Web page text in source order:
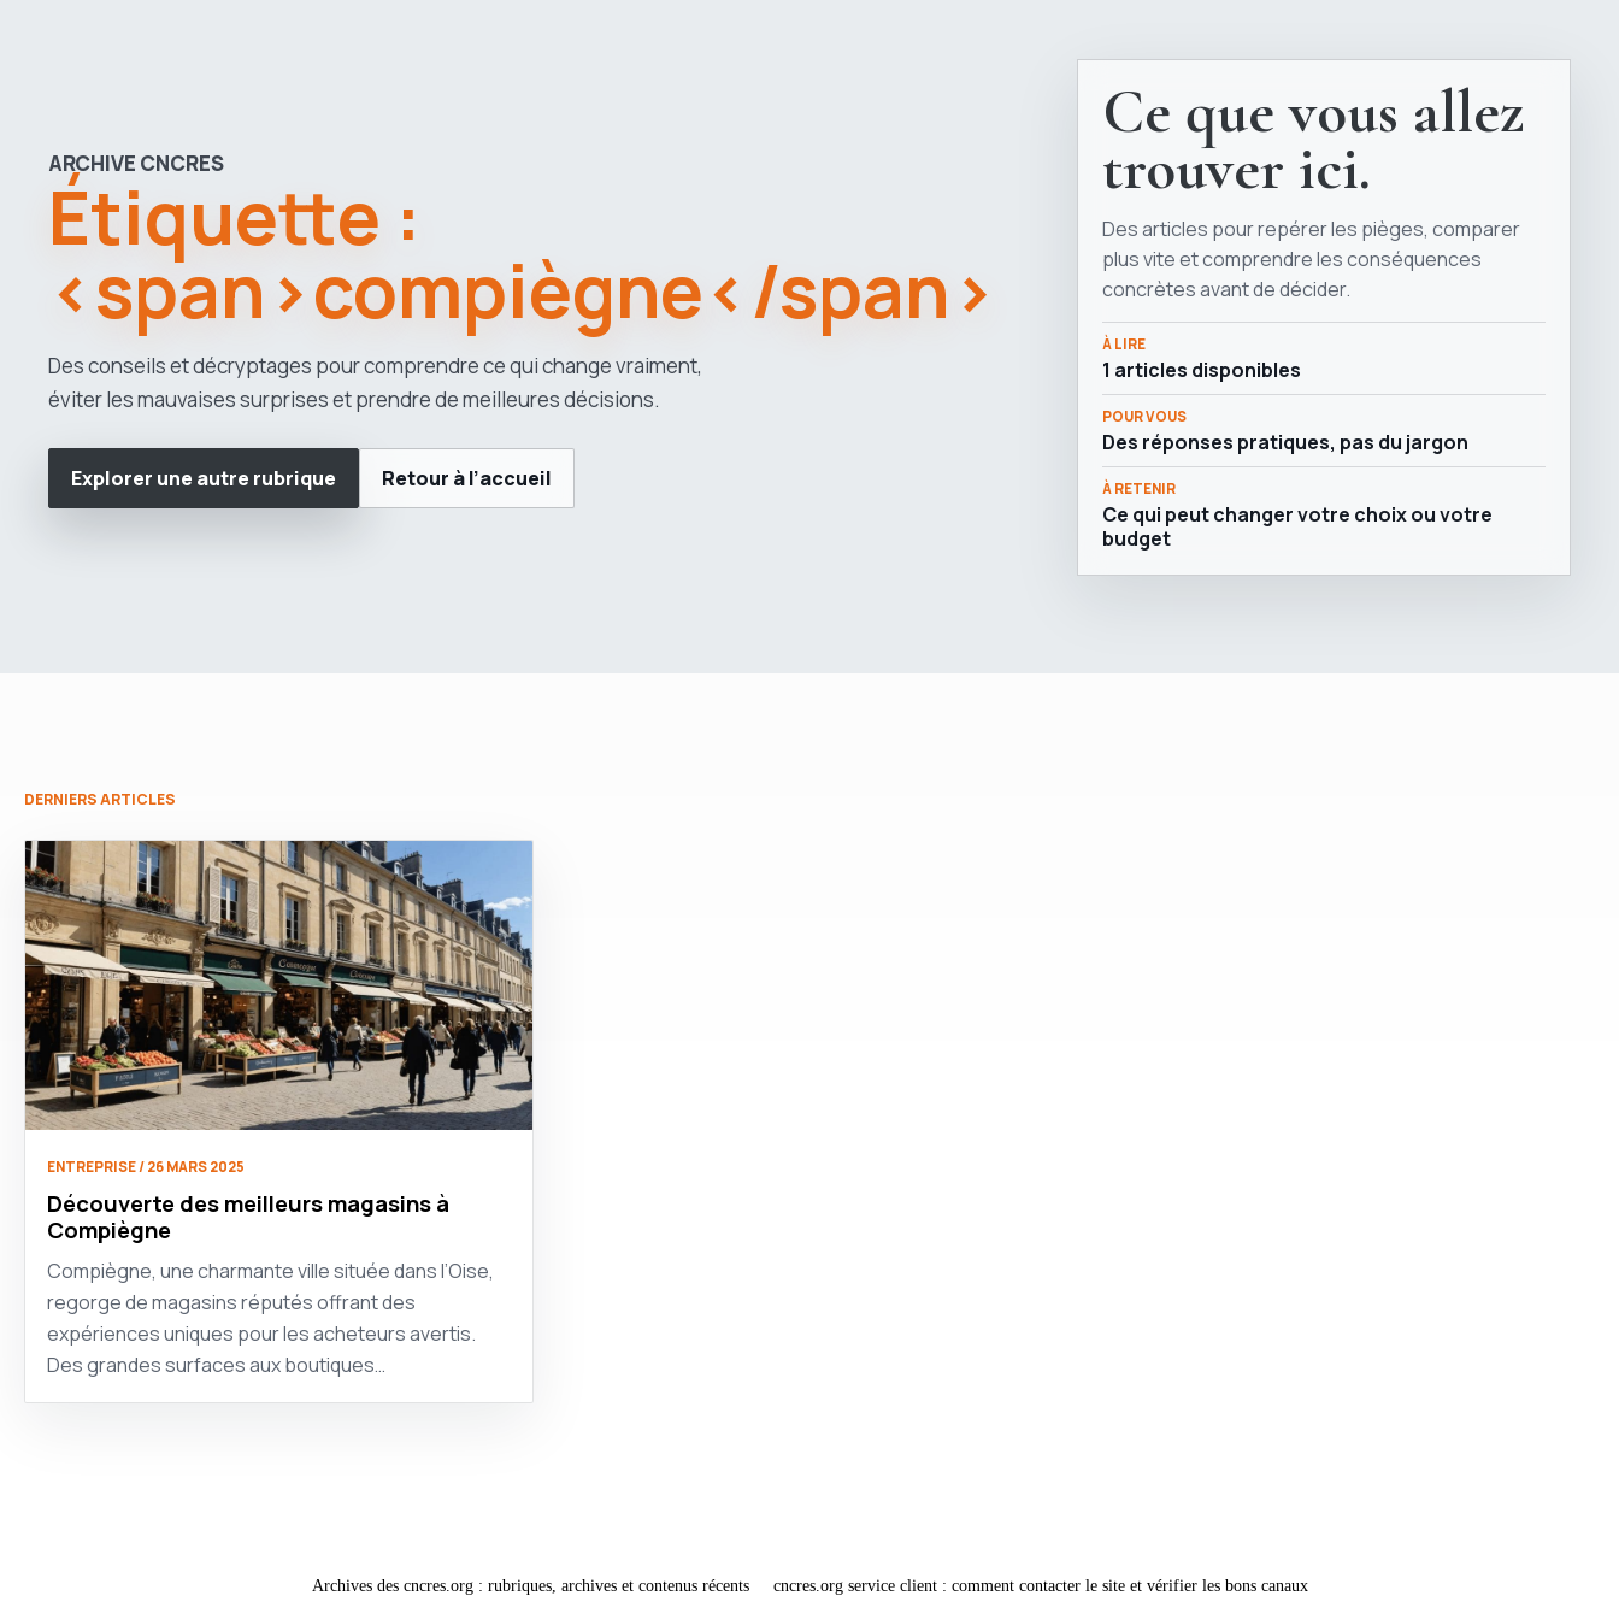
ARCHIVE CNCRES
Étiquette :
<span>compiègne</span>
Des conseils et décryptages pour comprendre ce qui change vraiment,
éviter les mauvaises surprises et prendre de meilleures décisions.
Explorer une autre rubrique Retour à l’accueil
Ce que vous allez
trouver ici.
Des articles pour repérer les pièges, comparer
plus vite et comprendre les conséquences
concrètes avant de décider.
À LIRE
1 articles disponibles
POUR VOUS
Des réponses pratiques, pas du jargon
À RETENIR
Ce qui peut changer votre choix ou votre
budget
DERNIERS ARTICLES
ENTREPRISE / 26 MARS 2025
Découverte des meilleurs magasins à
Compiègne
Compiègne, une charmante ville située dans l’Oise,
regorge de magasins réputés offrant des
expériences uniques pour les acheteurs avertis.
Des grandes surfaces aux boutiques…
Archives des cncres.org : rubriques, archives et contenus récents cncres.org service client : comment contacter le site et vérifier les bons canaux